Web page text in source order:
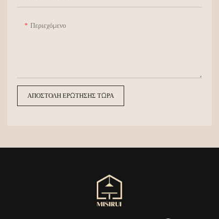
Περιεχόμενο
ΑΠΟΣΤΟΛΉ ΕΡΏΤΗΣΗΣ ΤΏΡΑ